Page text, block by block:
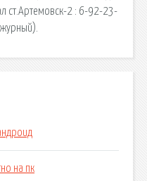
ст.Артемовск-2 : 6-92-23-
на пк